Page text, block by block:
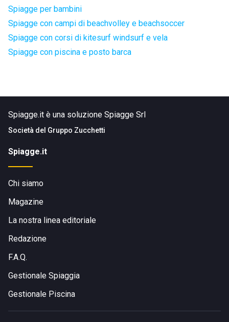
Spiagge per bambini
Spiagge con campi di beachvolley e beachsoccer
Spiagge con corsi di kitesurf windsurf e vela
Spiagge con piscina e posto barca
Spiagge.it è una soluzione Spiagge Srl
Società del Gruppo Zucchetti
Spiagge.it
Chi siamo
Magazine
La nostra linea editoriale
Redazione
F.A.Q.
Gestionale Spiaggia
Gestionale Piscina